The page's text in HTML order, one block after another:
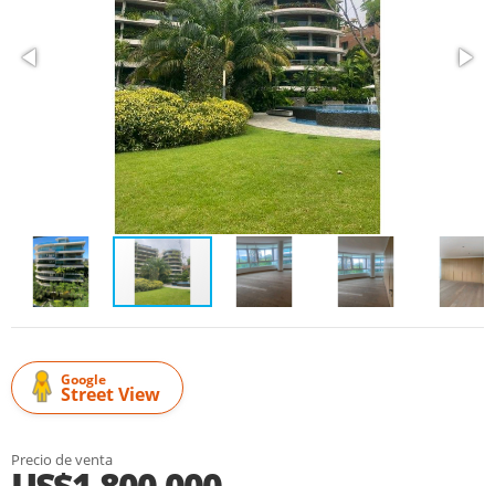
Google
Street View
Precio de venta